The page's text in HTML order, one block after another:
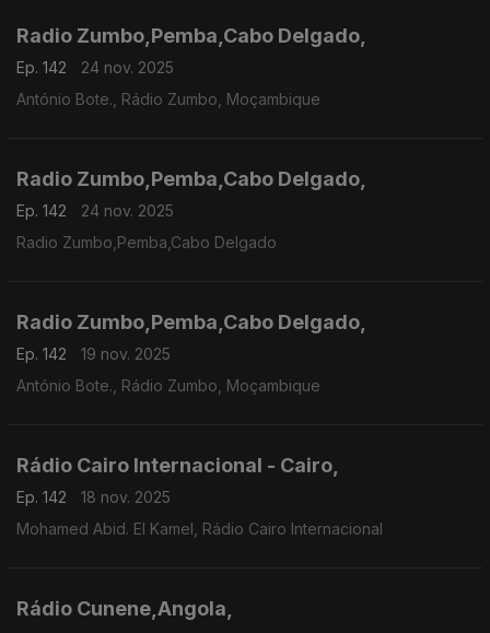
Radio Zumbo,Pemba,Cabo Delgado,
Ep. 142
24 nov. 2025
António Bote., Rádio Zumbo, Moçambique
Radio Zumbo,Pemba,Cabo Delgado,
Ep. 142
24 nov. 2025
Radio Zumbo,Pemba,Cabo Delgado
Radio Zumbo,Pemba,Cabo Delgado,
Ep. 142
19 nov. 2025
António Bote., Rádio Zumbo, Moçambique
Rádio Cairo Internacional - Cairo,
Ep. 142
18 nov. 2025
Mohamed Abid. El Kamel, Rádio Cairo Internacional
Rádio Cunene,Angola,